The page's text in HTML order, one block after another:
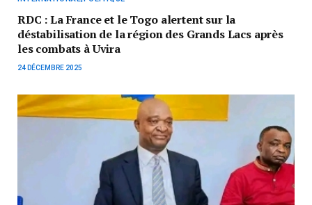
RDC : La France et le Togo alertent sur la
déstabilisation de la région des Grands Lacs après
les combats à Uvira
24 DÉCEMBRE 2025